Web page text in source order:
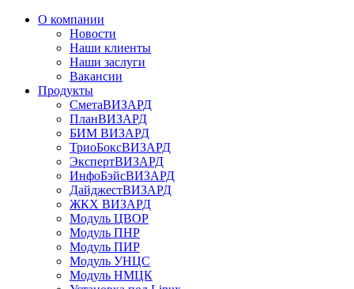
О компании
Новости
Наши клиенты
Наши заслуги
Вакансии
Продукты
СметаВИЗАРД
ПланВИЗАРД
БИМ ВИЗАРД
ТриоБоксВИЗАРД
ЭкспертВИЗАРД
ИнфоБэйсВИЗАРД
ДайджестВИЗАРД
ЖКХ ВИЗАРД
Модуль ЦВОР
Модуль ПНР
Модуль ПИР
Модуль УНЦС
Модуль НМЦК